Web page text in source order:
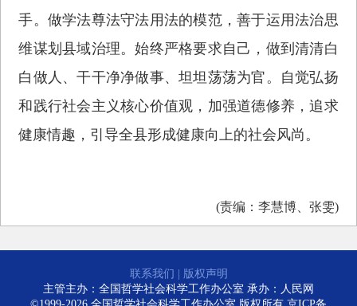
手。做学法尊法守法用法的模范，善于运用法治思
维谋划县域治理。始终严格要求自己，做到清清白
白做人、干干净净做事、坦坦荡荡为官。自觉弘扬
和践行社会主义核心价值观，加强道德修养，追求
健康情趣，引导全县形成健康向上的社会风尚。
(责编：李慧博、张雯)
联系我们
版权声明
主管主办：全国哲学社会科学工作办公室 承办：人民网